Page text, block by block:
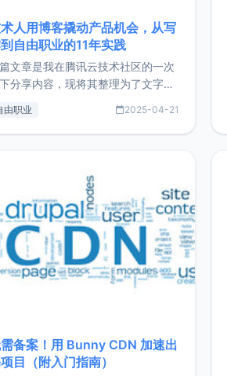
人用博客撬动产品机会，从写
自由职业的11年实践
文章是我在腾讯云技术社区的一次
分享内容，现将其整理为了文字
，分享了写博客11年来的经历，以及
过博客过渡到做产品和走向自由职业
个小故事。文中还首次公开了我的
从事服务器运维相关工作，现在已经
自由职业3年，目前
由职业 2025-04-21
备案！用 Bunny CDN 加速出
目（附入门指南）